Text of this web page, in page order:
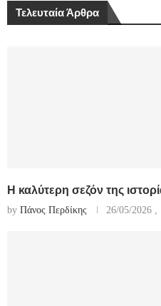
Τελευταία Άρθρα
Η καλύτερη σεζόν της
by Πάνος Περδίκης 26/05/2026 ,